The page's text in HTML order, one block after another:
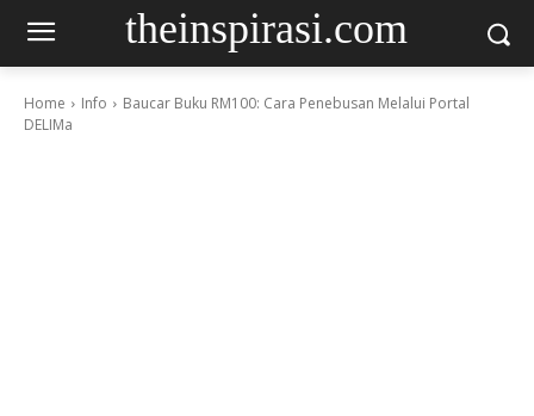
theinspirasi.com
Home Info
Baucar Buku RM100: Cara Penebusan Melalui Portal
DELIMa